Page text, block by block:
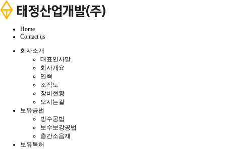
Home
Contact us
회사소개
대표인사말
회사개요
연혁
조직도
장비현황
오시는길
보유공법
방수공법
보수보강공법
층간소음재
보유특허